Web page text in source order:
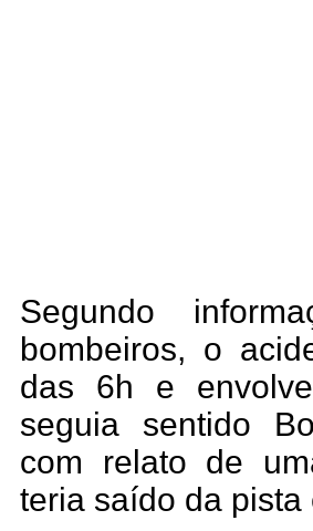
Segundo
bombeiros, o
das 6h e
seguia sentido
com relato de
teria saído da pista